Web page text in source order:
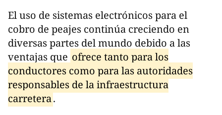
El uso de sistemas electrónicos para el
cobro de peajes continúa creciendo en
diversas partes del mundo debido a las
ventajas que ofrece tanto para los
conductores como para las autoridades
responsables de la infraestructura
carretera.